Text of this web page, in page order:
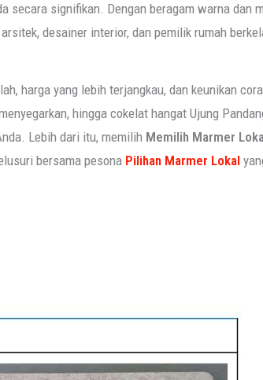
secara signifikan. Dengan beragam warna dan
desainer interior, dan pemilik rumah
harga yang lebih terjangkau, dan keunikan
hingga cokelat hangat Ujung
Lebih dari itu, memilih Memilih Marmer
bersama pesona Pilihan Marmer Lokal